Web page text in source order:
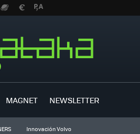
MAGNET NEWSLETTER
Innovación Volvo